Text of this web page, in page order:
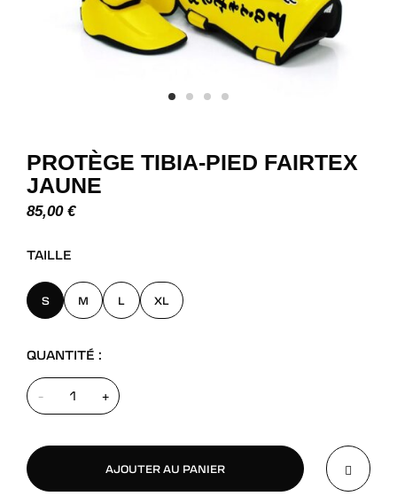
PROTÈGE TIBIA-PIED FAIRTEX
JAUNE
85,00 €
TAILLE
S M L XL
QUANTITÉ :
- +
AJOUTER AU PANIER